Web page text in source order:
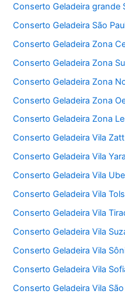
Conserto Geladeira grande
Conserto Geladeira São
Conserto Geladeira Zona
Conserto Geladeira Zona
Conserto Geladeira Zona
Conserto Geladeira Zona
Conserto Geladeira Zona
Conserto Geladeira Vila Zatt
Conserto Geladeira Vila Yara
Conserto Geladeira Vila
Conserto Geladeira Vila
Conserto Geladeira Vila
Conserto Geladeira Vila
Conserto Geladeira Vila
Conserto Geladeira Vila
Conserto Geladeira Vila